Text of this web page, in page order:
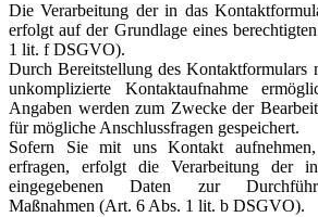
Die Verarbeitung der in das
erfolgt auf der Grundlage eines
1 lit. f DSGVO).
Durch Bereitstellung des Kontaktformulars
unkomplizierte Kontaktaufnahme
Angaben werden zum Zwecke der
für mögliche Anschlussfragen gespeichert.
Sofern Sie mit uns Kontakt
erfragen, erfolgt die Verarbeitung der
eingegebenen Daten zur
Maßnahmen (Art. 6 Abs. 1 lit. b DSGVO).